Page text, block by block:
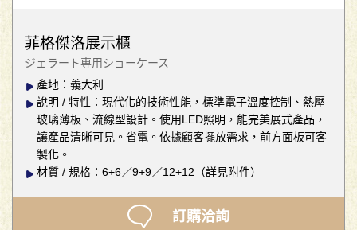
菲格傑洛展示櫃
ジェラート専用ショーケース
產地：義大利
說明 / 特性：現代化的技術性能，標準電子溫度控制、熱壓
玻璃薄板、流線型設計。使用LED照明，能完美展式產品，
讓產品清晰可見。省電。依據顧客擺放需求，前方面板可客
製化。
材質 / 規格：6+6／9+9／12+12（詳見附件）
訂購洽詢